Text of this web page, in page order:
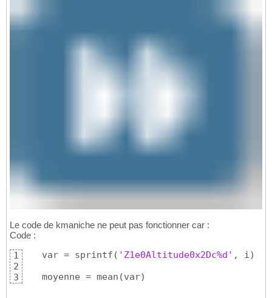
Le code de kmaniche ne peut pas fonctionner car :
Code :
1
2
3
   var = sprintf
( 'Z1e0Altitude0x2Dc%d' , i)
   moyenne = mean
(var)